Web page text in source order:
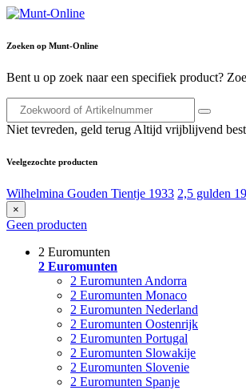
Zoeken op Munt-Online
Bent u op zoek naar een specifiek product?
Niet tevreden, geld terug Altijd vrijblijvend
Veelgezochte producten
Wilhelmina Gouden Tientje 1933 2,5 gulden
×
Geen producten
2 Euromunten
2 Euromunten
2 Euromunten Andorra
2 Euromunten Monaco
2 Euromunten Nederland
2 Euromunten Oostenrijk
2 Euromunten Portugal
2 Euromunten Slowakije
2 Euromunten Slovenie
2 Euromunten Spanje